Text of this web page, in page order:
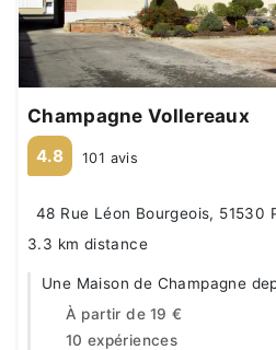
Champagne Vollereaux
4.8 101 avis
48 Rue Léon Bourgeois, 51530
3.3 km distance
Une Maison de Champagne
À partir de 19 €
10 expériences